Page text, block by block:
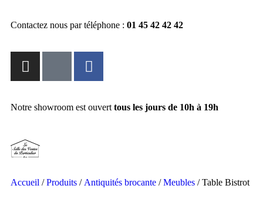
Contactez nous par téléphone : 01 45 42 42 42
Notre showroom est ouvert tous les jours de 10h à 19h
Accueil /Produits / Antiquités brocante /Meubles / Table Bistrot